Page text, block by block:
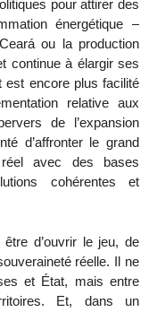
pour attirer des
énergétique –
ou la production
continue à élargir ses
est encore plus facilité
relative aux
de l’expansion
d’affronter le grand
réel avec des bases
cohérentes et
d’ouvrir le jeu, de
réelle. Il ne
et État, mais entre
Et, dans un